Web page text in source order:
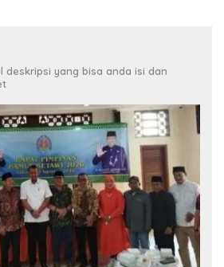
deskripsi yang bisa anda isi dan